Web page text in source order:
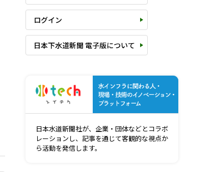
ログイン
日本下水道新聞 電子版について
日本水道新聞社が、企業・団体などとコラボ
レーションし、記事を通じて客観的な視点か
ら活動を発信します。